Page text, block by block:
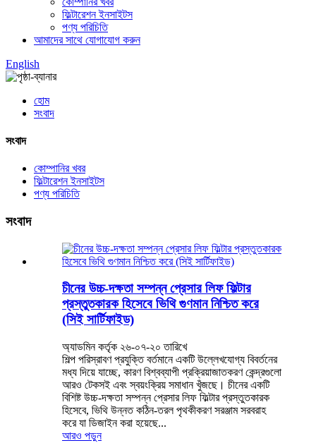
ফিল্টারেশন ইনসাইটস
পণ্য পরিচিতি
আমাদের সাথে যোগাযোগ করুন
English
হোম
সংবাদ
সংবাদ
কোম্পানির খবর
ফিল্টারেশন ইনসাইটস
পণ্য পরিচিতি
সংবাদ
চীনের উচ্চ-দক্ষতা সম্পন্ন প্রেসার লিফ ফিল্টার
প্রস্তুতকারক হিসেবে ভিথি গুণমান নিশ্চিত করে
(সিই সার্টিফাইড)
অ্যাডমিন কর্তৃক ২৬-০৭-২০ তারিখে
শিল্প পরিস্রাবণ প্রযুক্তি বর্তমানে একটি উল্লেখযোগ্য বিবর্তনের
মধ্য দিয়ে যাচ্ছে, কারণ বিশ্বব্যাপী প্রক্রিয়াজাতকরণ কেন্দ্রগুলো
আরও টেকসই এবং স্বয়ংক্রিয় সমাধান খুঁজছে। চীনের একটি
বিশিষ্ট উচ্চ-দক্ষতা সম্পন্ন প্রেসার লিফ ফিল্টার প্রস্তুতকারক
হিসেবে, ভিথি উন্নত কঠিন-তরল পৃথকীকরণ সরঞ্জাম সরবরাহ
করে যা ডিজাইন করা হয়েছে...
আরও পড়ুন